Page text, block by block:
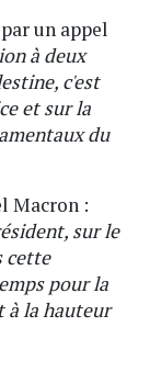
un appel
à deux
c'est
et sur la
du
Macron :
sur le
cette
pour la
à la hauteur